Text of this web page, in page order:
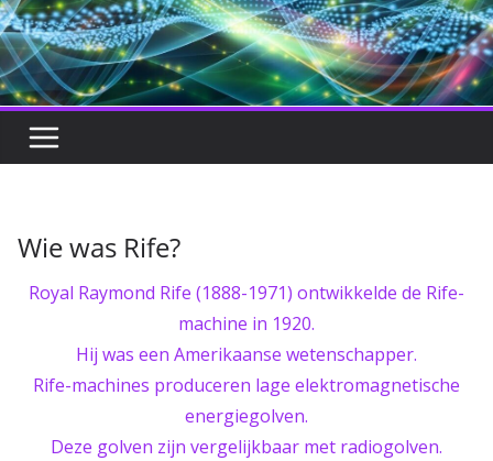
Wie was Rife?
Royal Raymond Rife (1888-1971) ontwikkelde de Rife-
machine in 1920.
Hij was een Amerikaanse wetenschapper.
Rife-machines produceren lage elektromagnetische
energiegolven.
Deze golven zijn vergelijkbaar met radiogolven.